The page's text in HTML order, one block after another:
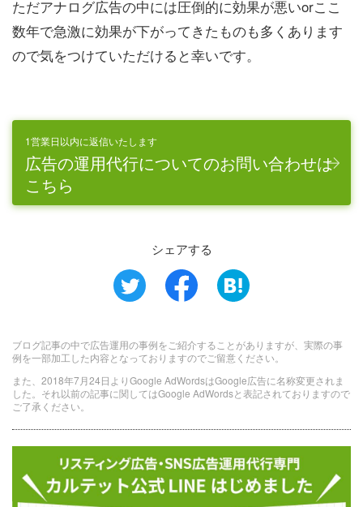
ただアナログ広告の中には圧倒的に効果が悪いorここ
数年で急激に効果が下がってきたものも多くあります
ので気をつけていただけると幸いです。
1営業日以内に返信いたします
広告の運用代行についてのお問い合わせは
こちら
シェアする
ブログ記事の中で広告運用の事例をご紹介することがありますが、実際の事
例を一部加工した内容となっておりますのでご留意ください。
また、2018年7月24日よりGoogle AdWordsはGoogle広告に名称変更されま
した。それ以前の記事に関してはGoogle AdWordsと表記されておりますので
ご了承ください。